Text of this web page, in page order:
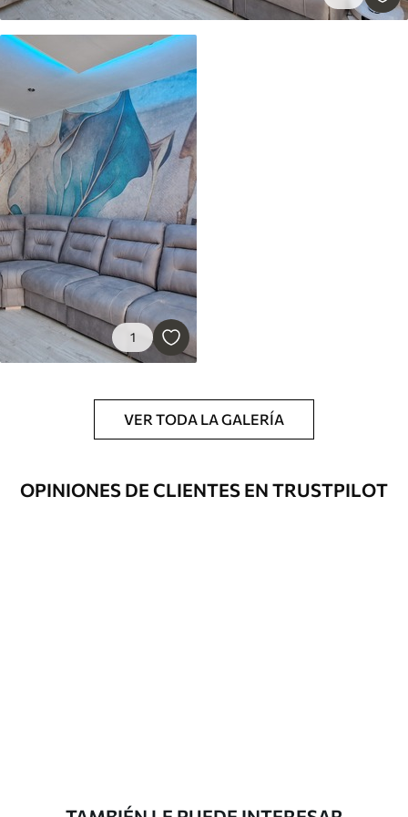
Premium
5.00/sq ft
Peel and Stick
.77 $7.66/sq ft
1
VER TODA LA GALERÍA
OPINIONES DE CLIENTES EN TRUSTPILOT